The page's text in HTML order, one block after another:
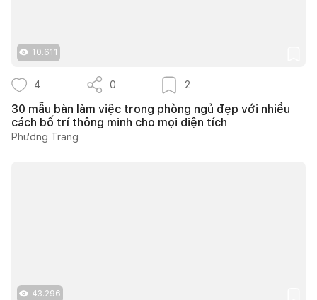
10.611
4 0 2
30 mẫu bàn làm việc trong phòng ngủ đẹp với nhiều
cách bố trí thông minh cho mọi diện tích
Phương Trang
43.296